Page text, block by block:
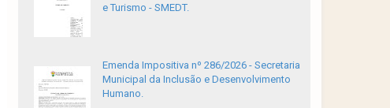
e Turismo - SMEDT.
Emenda Impositiva nº 286/2026 - Secretaria
Municipal da Inclusão e Desenvolvimento
Humano.